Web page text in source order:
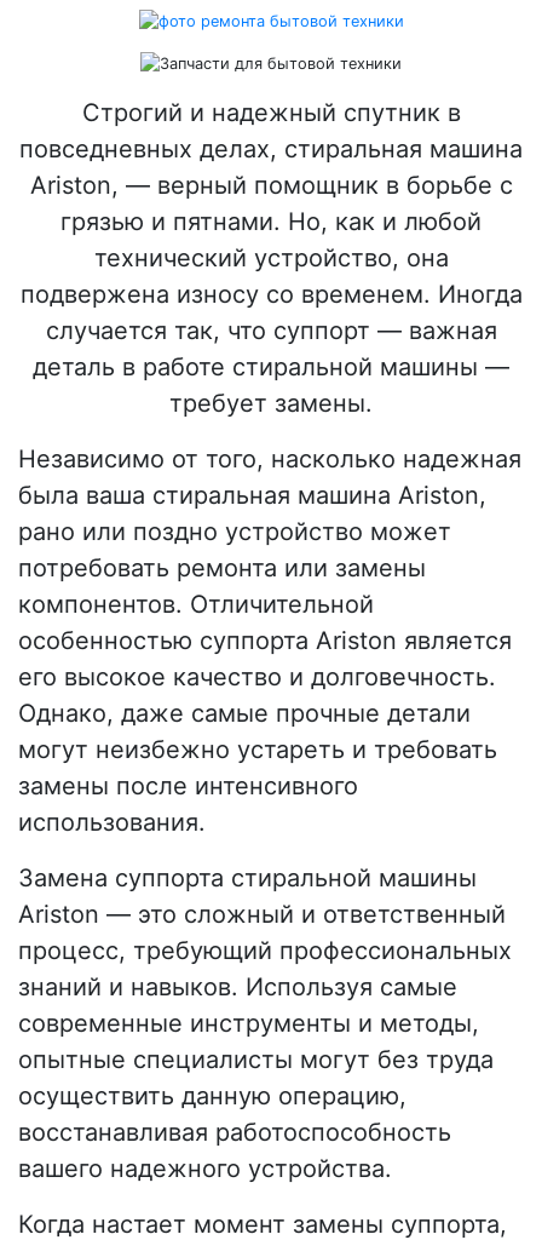
Строгий и надежный спутник в
повседневных делах, стиральная машина
Ariston, — верный помощник в борьбе с
грязью и пятнами. Но, как и любой
технический устройство, она
подвержена износу со временем. Иногда
случается так, что суппорт — важная
деталь в работе стиральной машины —
требует замены.
Независимо от того, насколько надежная
была ваша стиральная машина Ariston,
рано или поздно устройство может
потребовать ремонта или замены
компонентов. Отличительной
особенностью суппорта Ariston является
его высокое качество и долговечность.
Однако, даже самые прочные детали
могут неизбежно устареть и требовать
замены после интенсивного
использования.
Замена суппорта стиральной машины
Ariston — это сложный и ответственный
процесс, требующий профессиональных
знаний и навыков. Используя самые
современные инструменты и методы,
опытные специалисты могут без труда
осуществить данную операцию,
восстанавливая работоспособность
вашего надежного устройства.
Когда настает момент замены суппорта,